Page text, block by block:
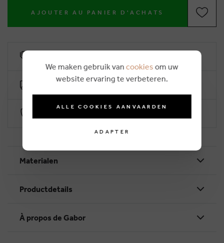
AJOUTER AU PANIER D'ACHATS
Livraison gratuit dès €50
Materialen
Productdetails
À propos de Gabor
We maken gebruik van cookies om uw
website ervaring te verbeteren.
ALLE COOKIES AANVAARDEN
ADAPTER